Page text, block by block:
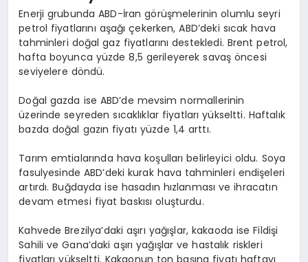
Enerji grubunda ABD-İran görüşmelerinin olumlu seyri
petrol fiyatlarını aşağı çekerken, ABD’deki sıcak hava
tahminleri doğal gaz fiyatlarını destekledi. Brent petrol,
hafta boyunca yüzde 8,5 gerileyerek savaş öncesi
seviyelere döndü.
Doğal gazda ise ABD’de mevsim normallerinin
üzerinde seyreden sıcaklıklar fiyatları yükseltti. Haftalık
bazda doğal gazın fiyatı yüzde 1,4 arttı.
Tarım emtialarında hava koşulları belirleyici oldu. Soya
fasulyesinde ABD’deki kurak hava tahminleri endişeleri
artırdı. Buğdayda ise hasadın hızlanması ve ihracatın
devam etmesi fiyat baskısı oluşturdu.
Kahvede Brezilya’daki aşırı yağışlar, kakaoda ise Fildişi
Sahili ve Gana’daki aşırı yağışlar ve hastalık riskleri